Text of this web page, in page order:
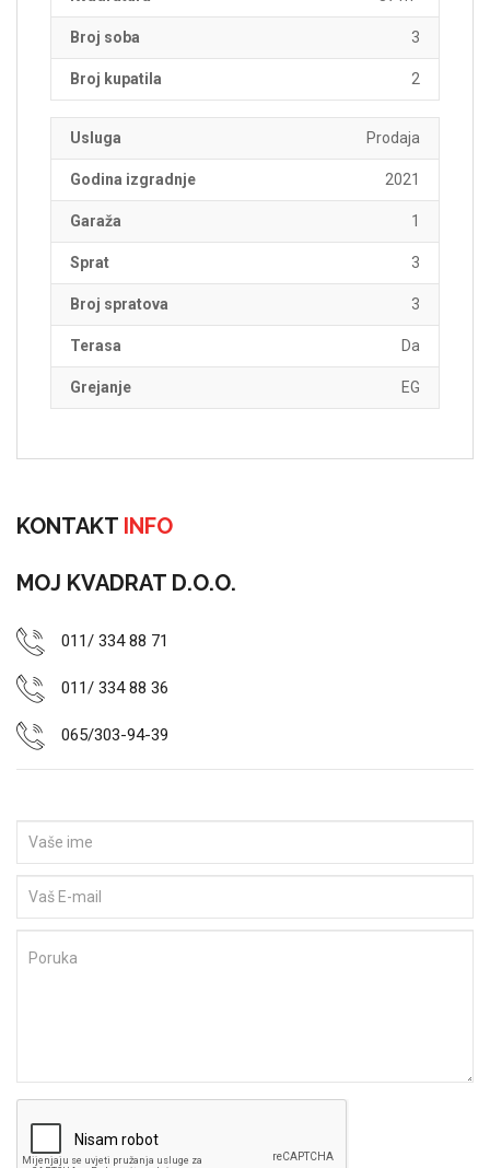
Broj soba 3
Broj kupatila 2
Usluga Prodaja
Godina izgradnje 2021
Garaža 1
Sprat 3
Broj spratova 3
Terasa Da
Grejanje EG
KONTAKT INFO
MOJ KVADRAT D.O.O.
011/ 334 88 71
011/ 334 88 36
065/303-94-39